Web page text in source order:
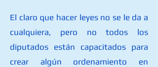
El claro que hacer leyes no se le da a
cualquiera, pero no todos los
diputados están capacitados para
crear algún ordenamiento en